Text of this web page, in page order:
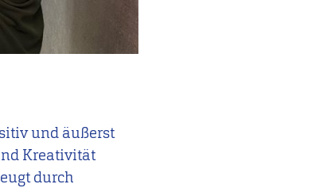
und äußerst
Kreativität
durch